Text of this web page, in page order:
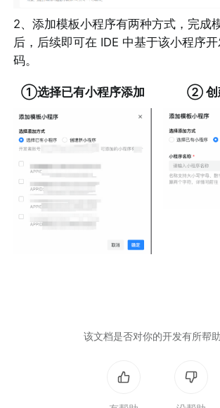
2、添加模板小程序有两种方式，完成
后，后续即可在 IDE 中基于该小程序
码。
①选择已有小程序添加 ② 创
该文档是否对你的开发有所帮